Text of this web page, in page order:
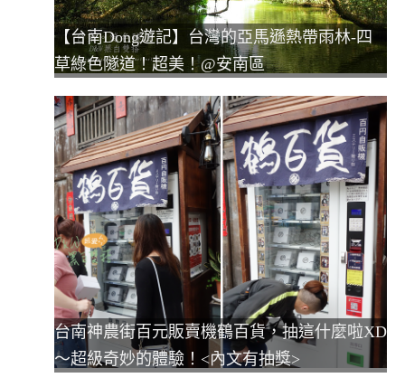
【台南Dong遊記】台灣的亞馬遜熱帶雨林-四
草綠色隧道！超美！@安南區
台南神農街百元販賣機鶴百貨，抽這什麼啦XD
～超級奇妙的體驗！<內文有抽獎>